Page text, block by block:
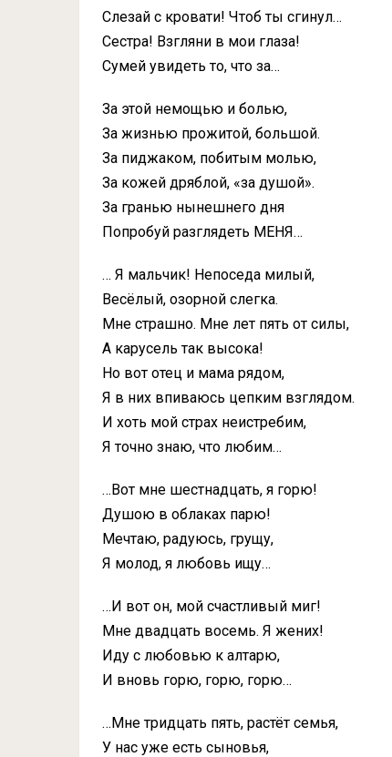
Слезай с кровати! Чтоб ты сгинул…
Сестра! Взгляни в мои глаза!
Сумей увидеть то, что за…
За этой немощью и болью,
За жизнью прожитой, большой.
За пиджаком, побитым молью,
За кожей дряблой, «за душой».
За гранью нынешнего дня
Попробуй разглядеть МЕНЯ…
… Я мальчик! Непоседа милый,
Весёлый, озорной слегка.
Мне страшно. Мне лет пять от силы,
А карусель так высока!
Но вот отец и мама рядом,
Я в них впиваюсь цепким взглядом.
И хоть мой страх неистребим,
Я точно знаю, что любим…
…Вот мне шестнадцать, я горю!
Душою в облаках парю!
Мечтаю, радуюсь, грущу,
Я молод, я любовь ищу…
…И вот он, мой счастливый миг!
Мне двадцать восемь. Я жених!
Иду с любовью к алтарю,
И вновь горю, горю, горю…
…Мне тридцать пять, растёт семья,
У нас уже есть сыновья,